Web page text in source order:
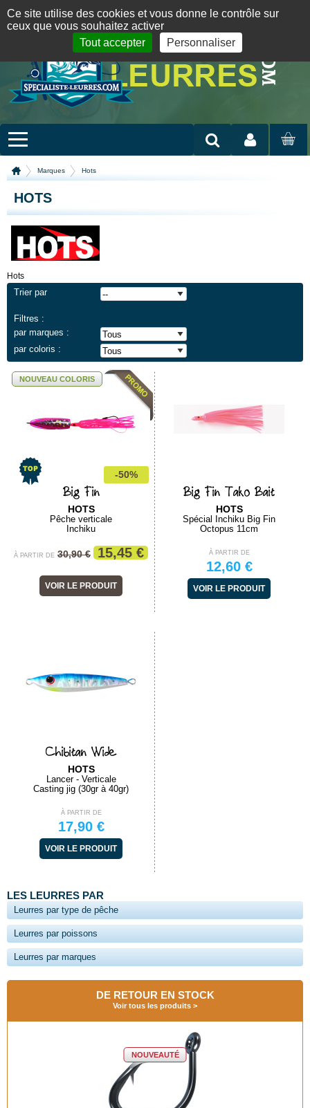
09 72 36 55 01 06 08 07 98 87 English version
MON
Marques Hots
HOTS
Hots
Trier par
Filtres :
par marques :
par coloris :
-50%
NOUVEAU COLORIS
Big Fin
HOTS
Pêche verticale
Inchiku
À PARTIR DE 30,90 € 15,45 €
VOIR LE PRODUIT
Big Fin Tako Bait
HOTS
Spécial Inchiku Big Fin
Octopus 11cm
À PARTIR DE
12,60 €
VOIR LE PRODUIT
Chibitan Wide
HOTS
Lancer - Verticale
Casting jig (30gr à 40gr)
À PARTIR DE
17,90 €
VOIR LE PRODUIT
LES LEURRES PAR
Leurres par type de pêche
Leurres par poissons
Leurres par marques
DE RETOUR EN STOCK
Voir tous les produits
Panneau de gestion des cookies
Ce site utilise des cookies et vous donne le contrôle sur
ceux que vous souhaitez activer
Tout accepter
Personnaliser